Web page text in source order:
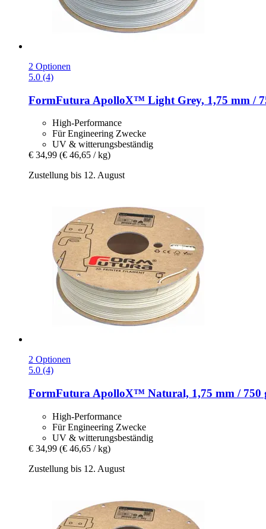
2 Optionen
5.0 (4)
FormFutura ApolloX™ Light Grey, 1,75 mm /
High-Performance
Für Engineering Zwecke
UV & witterungsbeständig
€ 34,99 (€ 46,65 / kg)
Zustellung bis 12. August
2 Optionen
5.0 (4)
FormFutura ApolloX™ Natural, 1,75 mm / 750
High-Performance
Für Engineering Zwecke
UV & witterungsbeständig
€ 34,99 (€ 46,65 / kg)
Zustellung bis 12. August